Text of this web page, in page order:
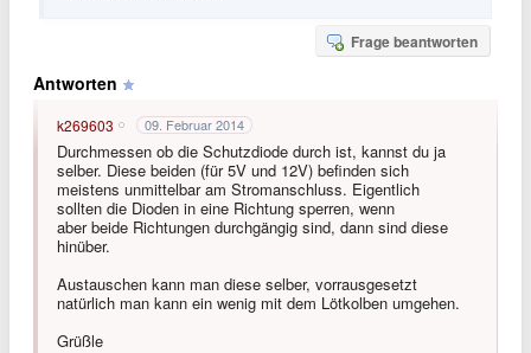
Frage beantworten
Antworten
k269603 09. Februar 2014
Durchmessen ob die Schutzdiode durch ist, kannst du ja
selber. Diese beiden (für 5V und 12V) befinden sich
meistens unmittelbar am Stromanschluss. Eigentlich
sollten die Dioden in eine Richtung sperren, wenn
aber beide Richtungen durchgängig sind, dann sind diese
hinüber.
Austauschen kann man diese selber, vorrausgesetzt
natürlich man kann ein wenig mit dem Lötkolben umgehen.
Grüßle